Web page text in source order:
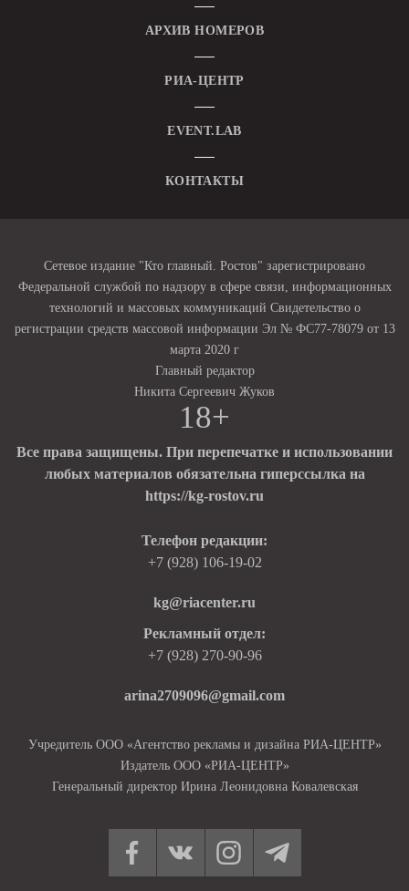
АРХИВ НОМЕРОВ
РИА-ЦЕНТР
EVENT.LAB
КОНТАКТЫ
Сетевое издание "Кто главный. Ростов" зарегистрировано
Федеральной службой по надзору в сфере связи, информационных
технологий и массовых коммуникаций Свидетельство о
регистрации средств массовой информации Эл № ФС77-78079 от 13
марта 2020 г
Главный редактор
Никита Сергеевич Жуков
18+
Все права защищены. При перепечатке и использовании
любых материалов обязательна гиперссылка на
https://kg-rostov.ru
Телефон редакции:
+7 (928) 106-19-02
kg@riacenter.ru
Рекламный отдел:
+7 (928) 270-90-96
arina2709096@gmail.com
Учредитель ООО «Агентство рекламы и дизайна РИА-ЦЕНТР»
Издатель ООО «РИА-ЦЕНТР»
Генеральный директор Ирина Леонидовна Ковалевская